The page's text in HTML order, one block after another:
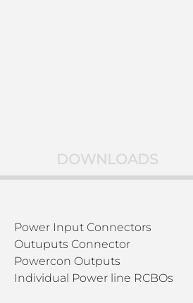
DOWNLOADS
Power Input Connectors
Outuputs Connector
Powercon Outputs
Individual Power line RCBOs